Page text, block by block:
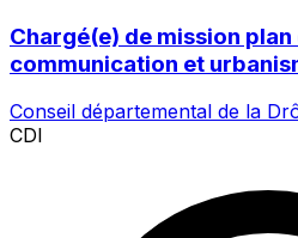
Chargé(e) de mission
communication et
Conseil départemental de la
CDI